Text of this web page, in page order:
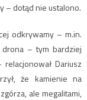
– dotąd nie ustalono.
odkrywamy – m.in.
– tym bardziej
Dariusz
że kamienie na
ale megalitami,